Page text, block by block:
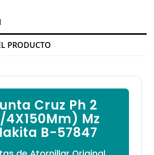
PRODUCTO
Cruz Ph 2
4X150Mm) Mz
B-57847